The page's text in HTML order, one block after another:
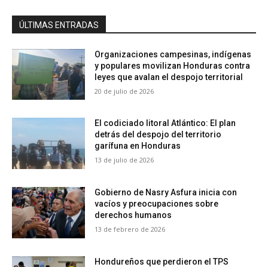
ÚLTIMAS ENTRADAS
Organizaciones campesinas, indígenas
y populares movilizan Honduras contra
leyes que avalan el despojo territorial
20 de julio de 2026
El codiciado litoral Atlántico: El plan
detrás del despojo del territorio
garífuna en Honduras
13 de julio de 2026
Gobierno de Nasry Asfura inicia con
vacíos y preocupaciones sobre
derechos humanos
13 de febrero de 2026
Hondureños que perdieron el TPS